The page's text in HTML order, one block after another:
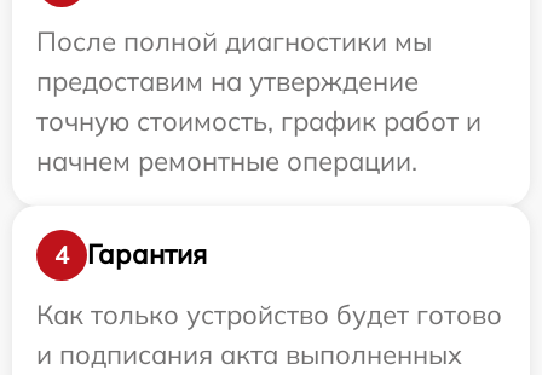
После полной диагностики мы
предоставим на утверждение
точную стоимость, график работ и
начнем ремонтные операции.
4
Гарантия
Как только устройство будет готово
и подписания акта выполненных